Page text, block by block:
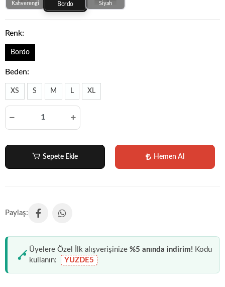
Kahverengi Bordo Siyah
Renk:
Bordo
Beden:
XS S M L XL
Sepete Ekle Hemen Al
Üyelere Özel İlk alışverişinize %5 anında indirim! Kodu
kullanın:
YUZDE5